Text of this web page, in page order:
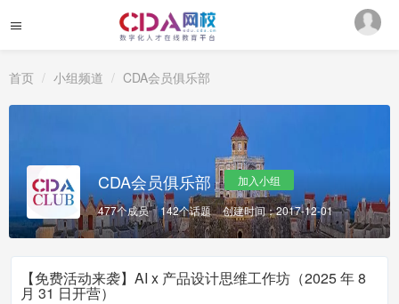
首页 小组频道 CDA会员俱乐部
CDA会员俱乐部
加入小组
477个成员 142个话题 创建时间：2017-12-01
【免费活动来袭】AI x 产品设计思维工作坊（2025 年 8
月 31 日开营）